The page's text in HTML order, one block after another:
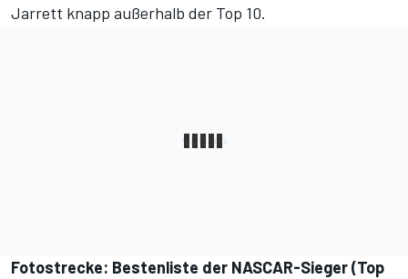
Jarrett knapp außerhalb der Top 10.
Fotostrecke: Bestenliste der NASCAR-Sieger (Top